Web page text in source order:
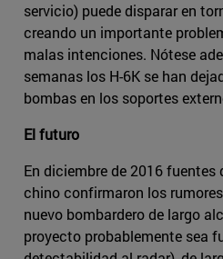
servicio) puede disparar en
creando un importante
malas intenciones. Nótese
semanas los H-6K se han
bombas en los soportes
El futuro
En diciembre de 2016 fuentes
chino confirmaron los
nuevo bombardero de largo
proyecto probablemente sea